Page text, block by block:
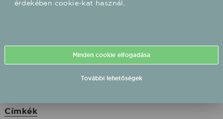
fórumot a Hangőr Egyesület
Címkék
érdekében cookie-kat használ.
Minden cookie elfogadása
További lehetőségek